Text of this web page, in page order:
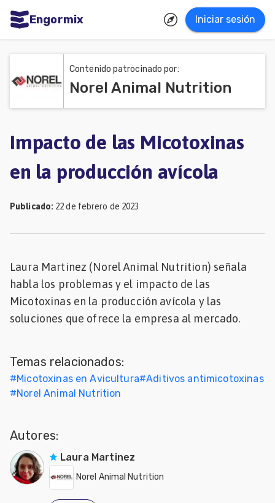
Engormix Iniciar sesión
Avicultura
Ganadería
Porcicultura
Mascotas
Contenido patrocinado por:
Norel Animal Nutrition
Impacto de las Micotoxinas
en la producción avícola
Publicado: 22 de febrero de 2023
Laura Martinez (Norel Animal Nutrition) señala
habla los problemas y el impacto de las
Micotoxinas en la producción avícola y las
soluciones que ofrece la empresa al mercado.
Temas relacionados:
#Micotoxinas en Avicultura#Aditivos antimicotoxinas
#Norel Animal Nutrition
Autores:
Laura Martinez
Norel Animal Nutrition